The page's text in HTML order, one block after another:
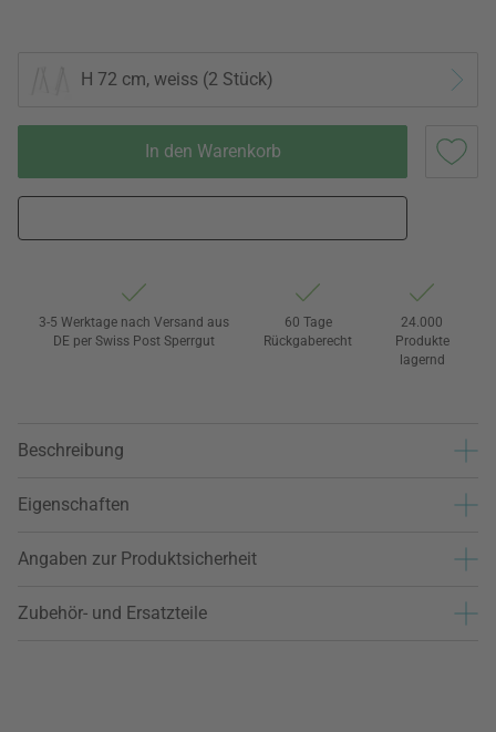
H 72 cm, weiss (2 Stück)
In den Warenkorb
3-5 Werktage nach Versand aus
DE per Swiss Post Sperrgut
60 Tage
Rückgaberecht
24.000
Produkte
lagernd
Beschreibung
Eigenschaften
Angaben zur Produktsicherheit
Zubehör- und Ersatzteile